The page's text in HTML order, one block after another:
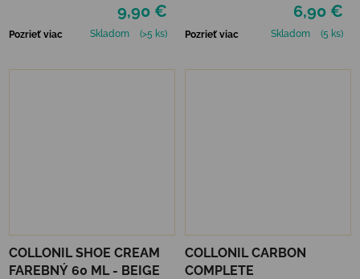
9,90 €
Pozrieť viac Skladom (>5 ks)
6,90 €
Pozrieť viac Skladom (5 ks)
COLLONIL SHOE CREAM
FAREBNÝ 60 ML - BEIGE
COLLONIL CARBON
COMPLETE